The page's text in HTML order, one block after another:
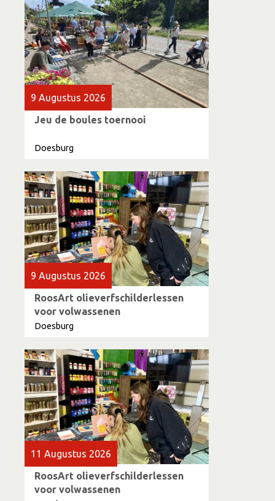
9 Augustus 2026
Jeu de boules toernooi
Doesburg
9 Augustus 2026
RoosArt olieverfschilderlessen
voor volwassenen
Doesburg
11 Augustus 2026
RoosArt olieverfschilderlessen
voor volwassenen